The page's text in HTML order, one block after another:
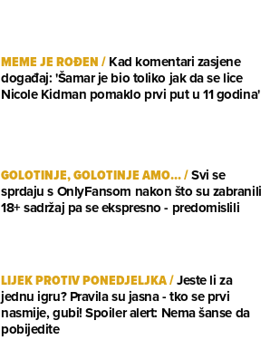
MEME JE ROĐEN/Kad komentari zasjene
događaj: 'Šamar je bio toliko jak da se lice
Nicole Kidman pomaklo prvi put u 11 godina'
GOLOTINJE, GOLOTINJE AMO.../Svi se
sprdaju s OnlyFansom nakon što su zabranili
18+ sadržaj pa se ekspresno - predomislili
LIJEK PROTIV PONEDJELJKA/Jeste li za
jednu igru? Pravila su jasna - tko se prvi
nasmije, gubi! Spoiler alert: Nema šanse da
pobijedite